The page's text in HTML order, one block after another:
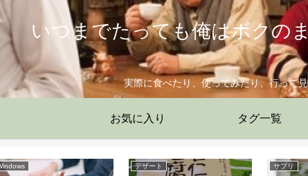
いつまでたっても俺はボクの
実際に食べたり、使ってみたり、行って
お気に入り タグ一覧
デザート サプリ